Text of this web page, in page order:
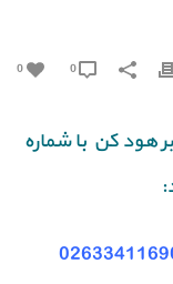
0
هود کن با شماره